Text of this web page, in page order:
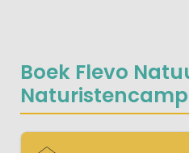
Boek Flevo